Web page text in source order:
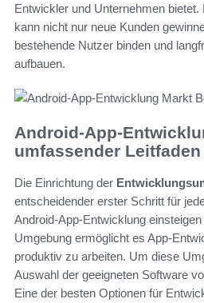
Entwickler und Unternehmen
kann nicht nur neue Kunden
bestehende Nutzer binden und
aufbauen.
Android-App-
umfassender Leitfaden
Die Einrichtung der
entscheidender erster Schritt für
Android-App-Entwicklung
Umgebung ermöglicht es App-
produktiv zu arbeiten. Um diese
Auswahl der geeigneten Software
Eine der besten Optionen für